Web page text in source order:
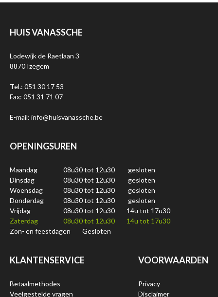
HUIS VANASSCHE
Lodewijk de Raetlaan 3
8870 Izegem
Tel.: 051 30 17 53
Fax: 051 31 71 07
E-mail: info@huisvanassche.be
OPENINGSUREN
Maandag 08u30 tot 12u30
gesloten
Dinsdag
08u30 tot 12u30
gesloten
Woensdag
08u30 tot 12u30
gesloten
Donderdag
08u30 tot 12u30
gesloten
Vrijdag
08u30 tot 12u30
14u tot 17u30
Zaterdag
08u30 tot 12u30
14u tot 17u30
Zon- en feestdagen
Gesloten
KLANTENSERVICE
Betaalmethodes
Veelgestelde vragen
VOORWAARDEN
Privacy
Disclaimer